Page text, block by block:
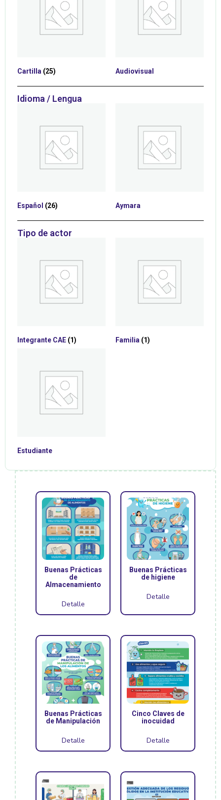
Cartilla (25) Audiovisual
Idioma / Lengua
Español (26) Aymara
Tipo de actor
Integrante CAE (1) Familia (1)
Estudiante
Buenas Prácticas
de
Almacenamiento
Detalle
Buenas Prácticas
de higiene
Detalle
Buenas Prácticas
de Manipulación
Detalle
Cinco Claves de
inocuidad
Detalle